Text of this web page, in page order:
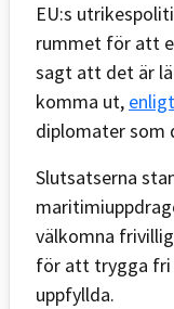
EU:s
rummet för att
sagt att det är
komma ut,
diplomater som
Slutsatserna
välkomna
för att trygga fri
uppfyllda.